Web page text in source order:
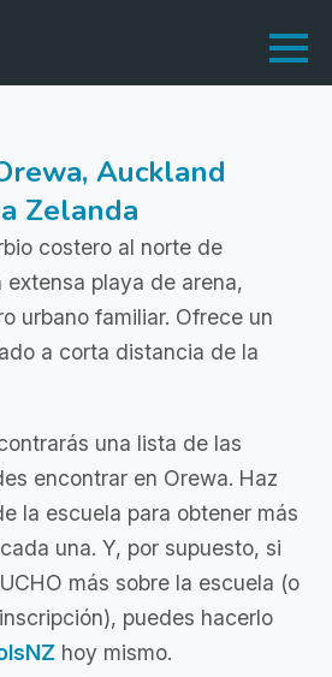
Auckland
Zelanda
costero al norte de
playa de arena,
urbano familiar. Ofrece un
a corta distancia de la
una lista de las
encontrar en Orewa. Haz
la escuela para obtener más
una. Y, por supuesto, si
más sobre la escuela (o
puedes hacerlo
hoy mismo.